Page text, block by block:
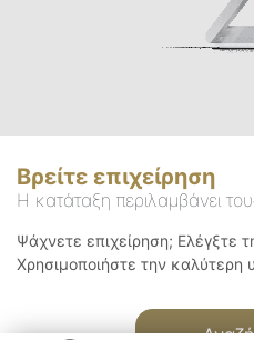
Βρείτε επιχείρηση
Η κατάταξη περιλαμβάνει
Ψάχνετε επιχείρηση; Ελέγξτε
Χρησιμοποιήστε την καλύτερη